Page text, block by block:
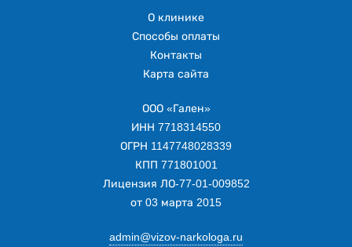
О клинике
Способы оплаты
Контакты
Карта сайта
ООО «Гален»
ИНН 7718314550
ОГРН 1147748028339
КПП 771801001
Лицензия ЛО-77-01-009852
от 03 марта 2015
admin@vizov-narkologa.ru